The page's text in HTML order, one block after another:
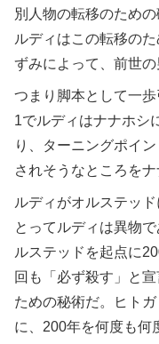
別人物の転移のため
ルディはこの転移の
ずみによって、前世の
つまり脚本として一
1でルディはナナホシ
り、ターニングポイ
されそうなところを
ルディがオルステッ
とってルディは異物
ルステッドを起点に
回も「必ず殺す」と
ための秘術だ。ヒト
に、200年を何度も何